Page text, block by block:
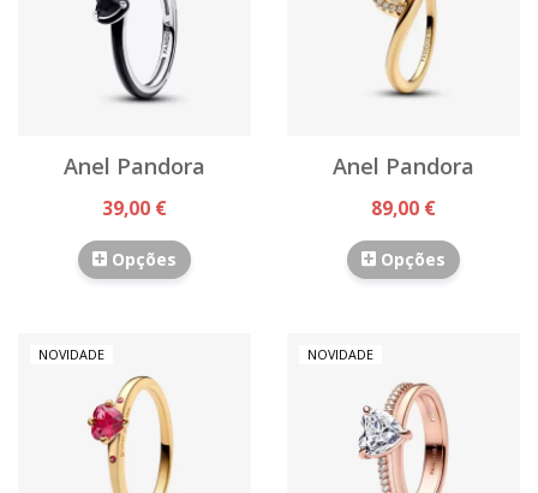
Anel Pandora
39,00 €
Opções
Anel Pandora
89,00 €
Opções
NOVIDADE NOVIDADE